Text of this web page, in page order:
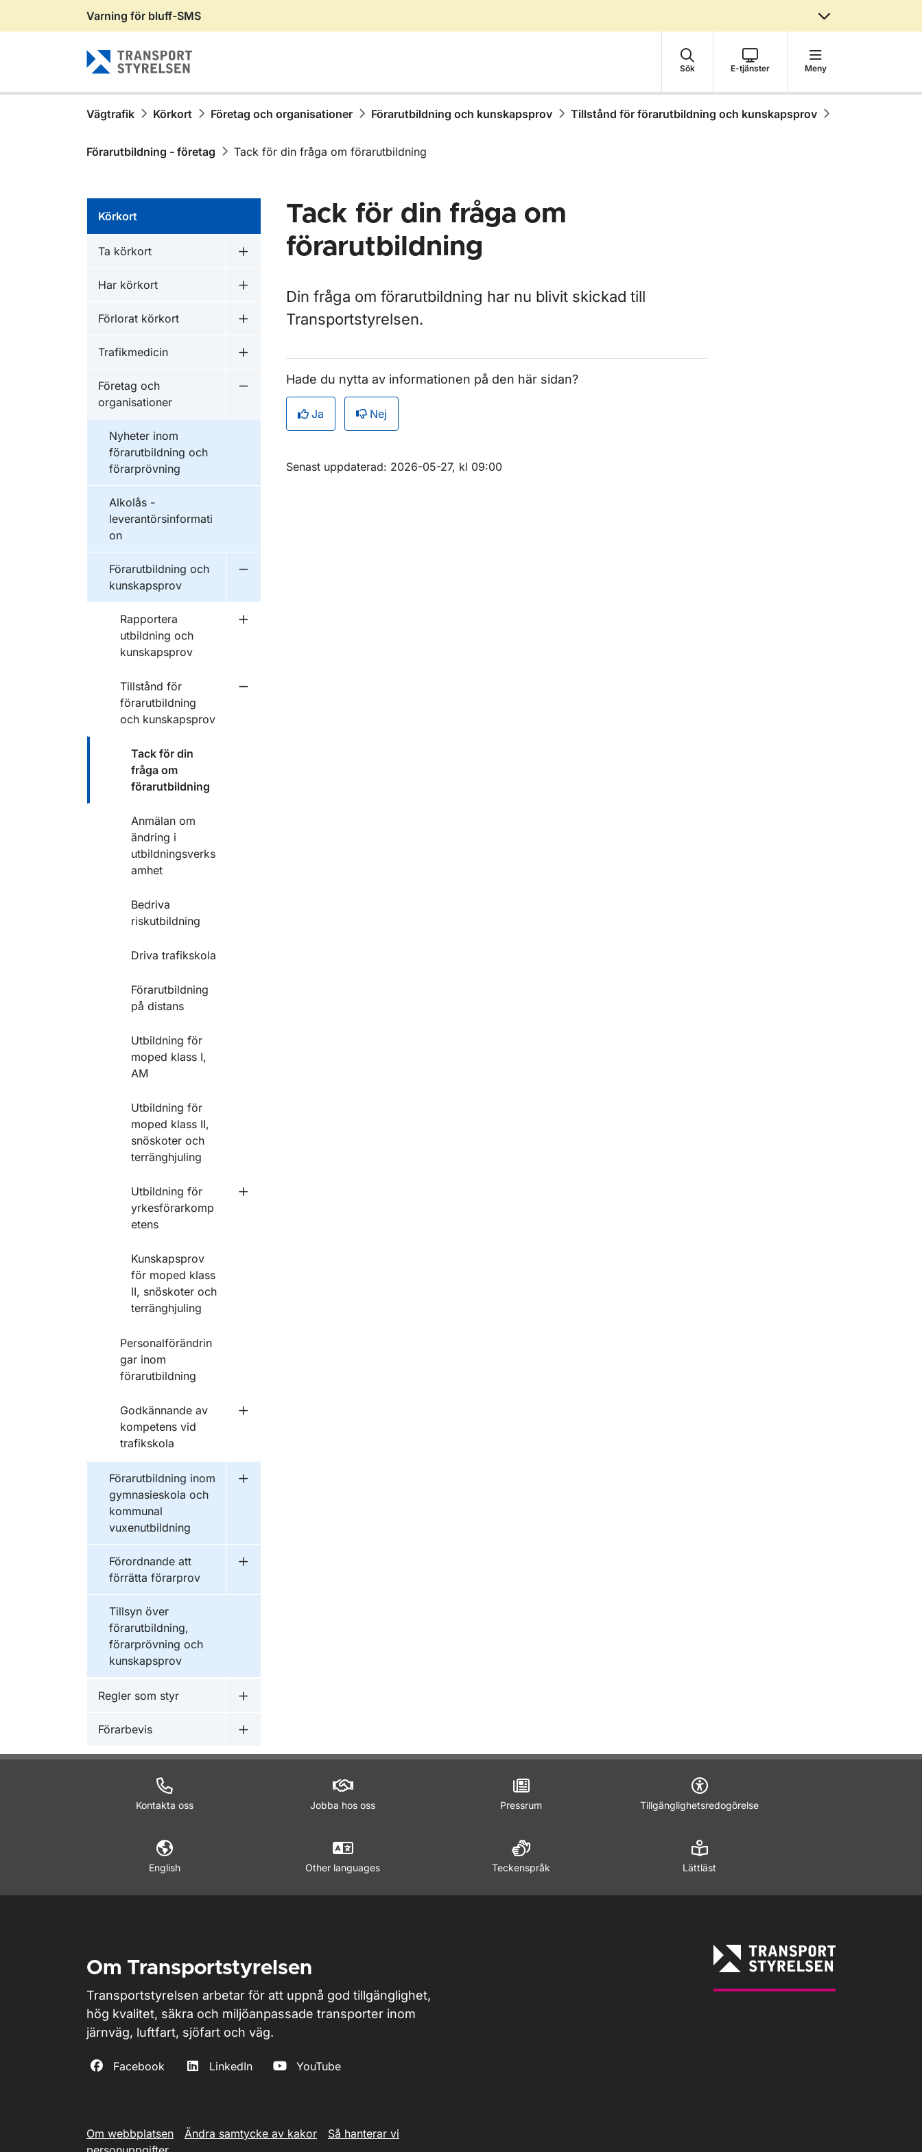
Gå till sidans innehåll
Varning för bluff-SMS
Sök E-tjänster Meny
Vägtrafik Körkort Företag och organisationer Förarutbildning och kunskapsprov Tillstånd för förarutbildning och kunskapsprov
Förarutbildning - företag Tack för din fråga om förarutbildning
Körkort
Ta körkort
Undermeny för Ta körkort
Har körkort
Undermeny för Har körkort
Förlorat körkort
Undermeny för Förlorat körkort
Trafikmedicin
Undermeny för Trafikmedicin
Företag och
organisationer
Undermeny för Företag och organisationer
Nyheter inom
förarutbildning och
förarprövning
Alkolås -
leverantörsinformati
on
Förarutbildning och
kunskapsprov
Rapportera
utbildning och
kunskapsprov
Undermeny för Rapportera utbildning och kunskapsprov
Tillstånd för
förarutbildning
och kunskapsprov
Tack för din
fråga om
förarutbildning
Anmälan om
ändring i
utbildningsverks
amhet
Bedriva
riskutbildning
Driva trafikskola
Förarutbildning
på distans
Utbildning för
moped klass I,
AM
Utbildning för
moped klass II,
snöskoter och
terränghjuling
Utbildning för
yrkesförarkomp
etens
Undermeny för Utbildning för yrkesförarkompetens
Kunskapsprov
för moped klass
II, snöskoter och
terränghjuling
Personalförändrin
gar inom
förarutbildning
Godkännande av
kompetens vid
trafikskola
Undermeny för Godkännande av kompetens vid trafikskola
Förarutbildning inom
gymnasieskola och
kommunal
vuxenutbildning
Undermeny för Förarutbildning inom gymnasieskola och kommunal vuxenutbildning
Förordnande att
förrätta förarprov
Undermeny för Förordnande att förrätta förarprov
Tillsyn över
förarutbildning,
förarprövning och
kunskapsprov
Regler som styr
Undermeny för Regler som styr
Förarbevis
Undermeny för Förarbevis
Tack för din fråga om
förarutbildning
Din fråga om förarutbildning har nu blivit skickad till
Transportstyrelsen.
Hade du nytta av informationen på den här sidan?
Ja Nej
Om sidan
Senast uppdaterad: 2026-05-27, kl 09:00
Kontakta oss Jobba hos oss Pressrum Tillgänglighetsredogörelse
English Other languages Teckenspråk Lättläst
Om Transportstyrelsen
Transportstyrelsen arbetar för att uppnå god tillgänglighet,
hög kvalitet, säkra och miljöanpassade transporter inom
järnväg, luftfart, sjöfart och väg.
Facebook LinkedIn YouTube
Om webbplatsen Ändra samtycke av kakor
Så hanterar vi